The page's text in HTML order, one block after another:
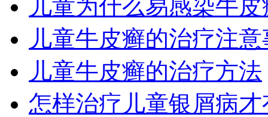
儿童为什么易感染牛皮
儿童牛皮癣的治疗注
儿童牛皮癣的治疗方法
怎样治疗儿童银屑病才